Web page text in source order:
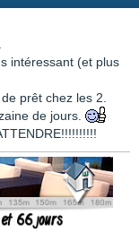
intéressant (et plus
prêt chez les 2.
de jours.